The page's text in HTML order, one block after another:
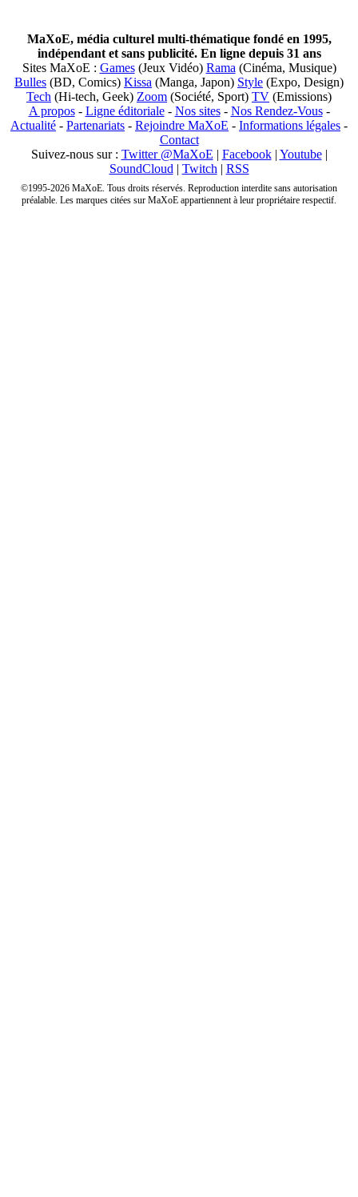
MaXoE, média culturel multi-thématique fondé en 1995,
indépendant et sans publicité. En ligne depuis 31 ans
Sites MaXoE : Games(Jeux Vidéo) Rama (Cinéma, Musique)
Bulles (BD, Comics) Kissa (Manga, Japon) Style (Expo, Design)
Tech (Hi-tech, Geek) Zoom (Société, Sport) TV (Emissions)
A propos- Ligne éditoriale- Nos sites- Nos Rendez-Vous-
Actualité - Partenariats - Rejoindre MaXoE - Informations légales -
Contact
Suivez-nous sur : Twitter @MaXoE | Facebook| Youtube|
SoundCloud | Twitch | RSS
©1995-2026 MaXoE. Tous droits réservés. Reproduction interdite sans autorisation
préalable. Les marques citées sur MaXoE appartiennent à leur propriétaire respectif.